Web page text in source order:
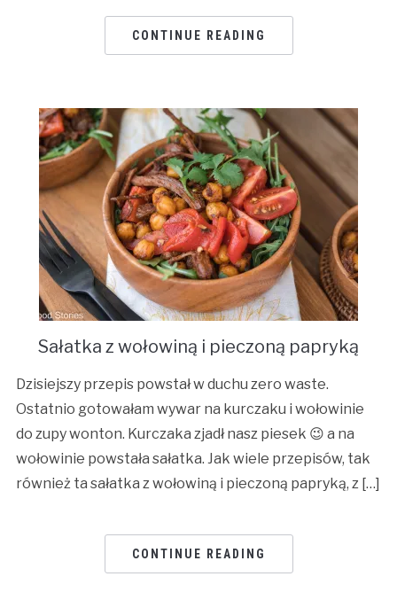
CONTINUE READING
Sałatka z wołowiną i pieczoną papryką
Dzisiejszy przepis powstał w duchu zero waste.
Ostatnio gotowałam wywar na kurczaku i wołowinie
do zupy wonton. Kurczaka zjadł nasz piesek 😉 a na
wołowinie powstała sałatka. Jak wiele przepisów, tak
również ta sałatka z wołowiną i pieczoną papryką, z […]
CONTINUE READING